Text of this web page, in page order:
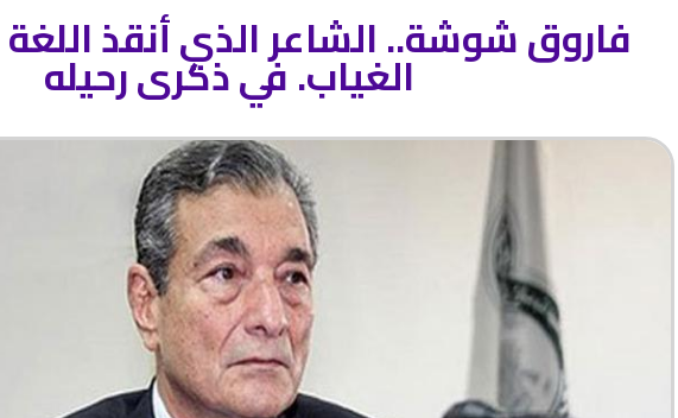
فاروق شوشة.. الشاعر الذي أنقذ اللغة
الغياب. في ذكرى رحيله